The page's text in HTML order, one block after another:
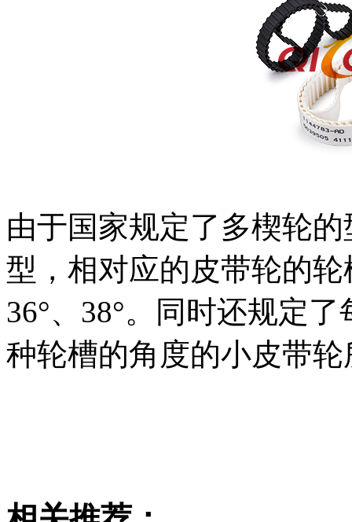
由于国家规定了多楔轮
型，相对应的皮带轮的
36°、38°。同时还规定
种轮槽的角度的小皮带